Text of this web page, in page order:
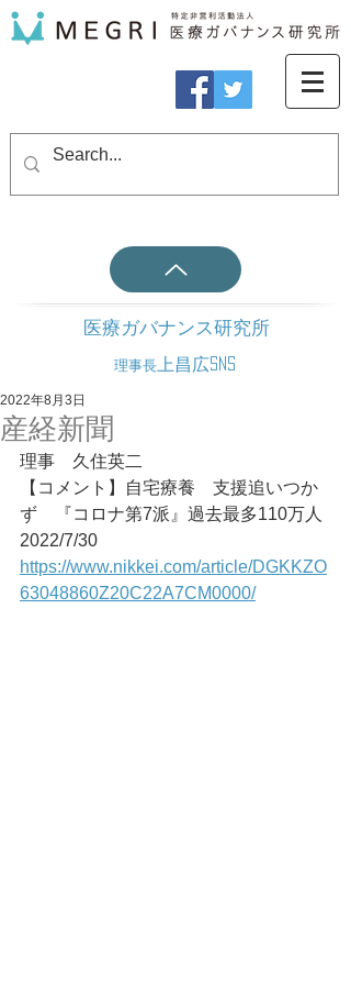
医療ガバナンス研究所
理事長 上昌広SNS
産経新聞
2022年8月3日
理事　久住英二
【コメント】自宅療養　支援追いつか
ず　『コロナ第7派』過去最多110万人
2022/7/30
https://www.nikkei.com/article/DGKKZO
63048860Z20C22A7CM0000/